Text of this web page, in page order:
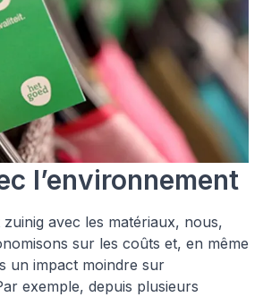
l’environnement
avec les matériaux, nous,
sur les coûts et, en même
un impact moindre sur
exemple, depuis plusieurs